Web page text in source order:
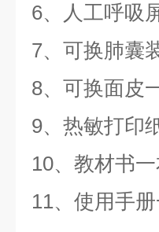
6、人工呼吸
7、可换肺囊
8、可换面皮
9、热敏打印
10、教材书
11、使用手